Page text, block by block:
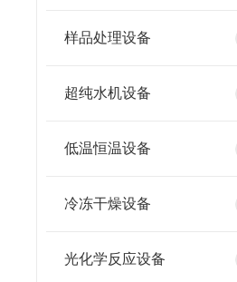
样品处理设备
超纯水机设备
低温恒温设备
冷冻干燥设备
光化学反应设备